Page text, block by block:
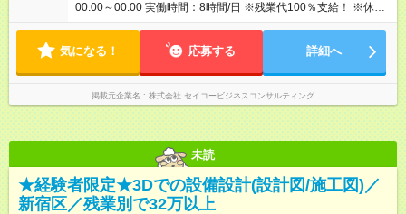
00:00～00:00 実働時間：8時間/日 ※残業代100％支給！ ※休日
出勤は発生した場合は、振替休日の取得が可能です。
気になる！ 応募する 詳細へ
掲載元企業名 株式会社 セイコービジネスコンサルティング
未読
★経験者限定★3Dでの設備設計(設計図/施工図)／
新宿区／残業別で32万以上